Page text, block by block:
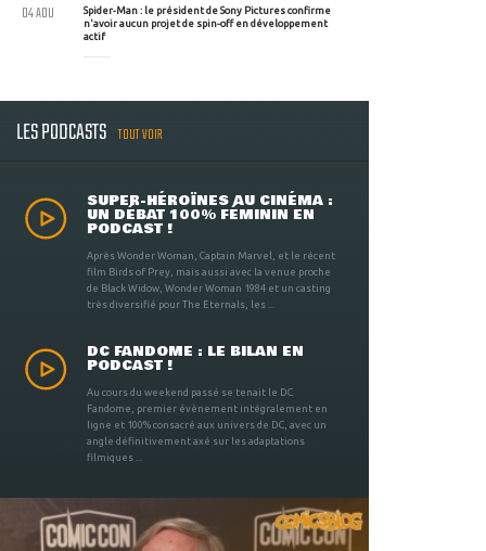
Spider-Man : le président de Sony Pictures confirme
n'avoir aucun projet de spin-off en développement
actif
04 AOU
LES PODCASTS TOUT VOIR
SUPER-HÉROÏNES AU CINÉMA :
UN DÉBAT 100% FÉMININ EN
PODCAST !
Après Wonder Woman, Captain Marvel, et le récent
film Birds of Prey, mais aussi avec la venue proche
de Black Widow, Wonder Woman 1984 et un casting
très diversifié pour The Eternals, les ...
DC FANDOME : LE BILAN EN
PODCAST !
Au cours du weekend passé se tenait le DC
Fandome, premier évènement intégralement en
ligne et 100% consacré aux univers de DC, avec un
angle définitivement axé sur les adaptations
filmiques ...